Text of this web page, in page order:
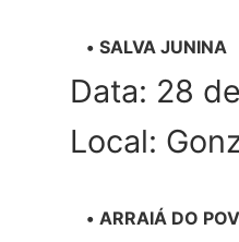
SALVA JUNINA
Data: 28
Local:
ARRAIÁ DO